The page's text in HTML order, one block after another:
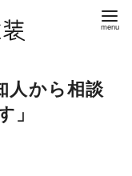
人から相談
」